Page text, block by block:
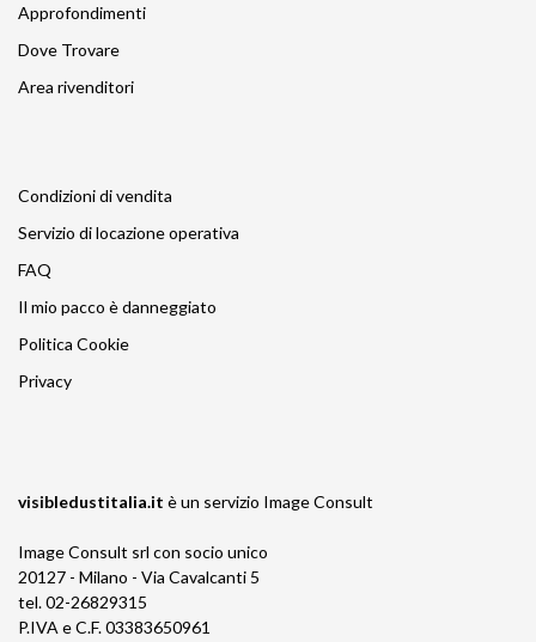
Approfondimenti
Dove Trovare
Area rivenditori
Condizioni di vendita
Servizio di locazione operativa
FAQ
Il mio pacco è danneggiato
Politica Cookie
Privacy
visibledustitalia.it è un servizio Image Consult
Image Consult srl con socio unico
20127 - Milano - Via Cavalcanti 5
tel. 02-26829315
P.IVA e C.F. 03383650961